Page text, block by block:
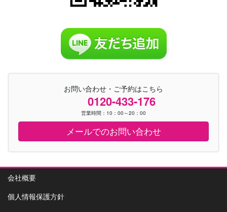
お問い合わせ・ご予約はこちら
0120-433-176
営業時間：10：00～20：00
メールでのお問い合わせ
会社概要
個人情報保護方針